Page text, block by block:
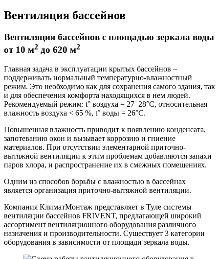
Вентиляция бассейнов
Вентиляция бассейнов с площадью зеркала воды
от 10 м2 до 620 м2
Главная задача в эксплуатации крытых бассейнов –
поддерживать нормальный температурно-влажностный
режим. Это необходимо как для сохранения самого здания, так
и для обеспечения комфорта находящихся в нем людей.
Рекомендуемый режим: t° воздуха = 27–28°С, относительная
влажность воздуха < 65 %, t° воды = 26°С.
Повышенная влажность приводит к появлению конденсата,
запотеванию окон и вызывает коррозию и гниение
материалов. При отсутствии элементарной приточно-
вытяжной вентиляции к этим проблемам добавляются запахи
паров хлора, и распространение их в смежных помещениях.
Одним из способов борьбы с влажностью в бассейнах
является организация приточно-вытяжной вентиляции.
Компания КлиматМонтаж представляет в Туле системы
вентиляции бассейнов FRIVENT, предлагающей широкий
ассортимент вентиляционного оборудования различного
назначения и производительности. Существует 3 категории
оборудования в зависимости от площади зеркала воды.